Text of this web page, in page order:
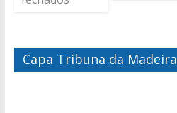
Capa Tribuna da Madeira